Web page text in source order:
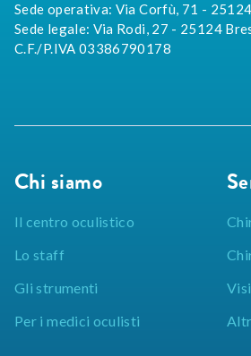
Sede operativa: Via Corfù, 71 -
Sede legale: Via Rodi, 27 - 25124
C.F./P.IVA 03386790178
Chi siamo
Il centro oculistico
Lo staff
Gli strumenti
Per i medici oculisti